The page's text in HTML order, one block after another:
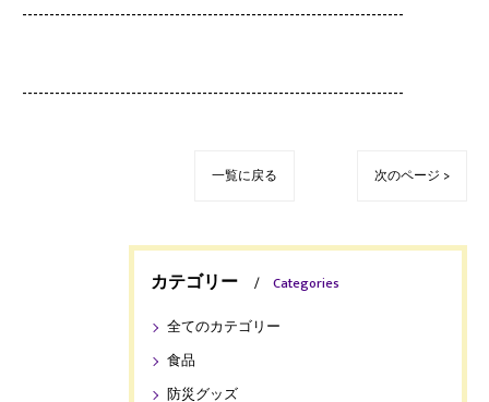
----------------------------------------------------------------------
----------------------------------------------------------------------
一覧に戻る 次のページ >
カテゴリー
Categories
全てのカテゴリー
食品
防災グッズ